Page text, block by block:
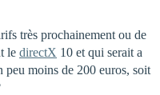
très prochainement ou de
le directX 10 et qui serait a
peu moins de 200 euros, soit